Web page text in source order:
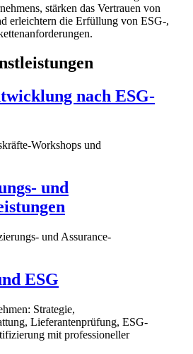
stärken das Vertrauen von
erleichtern die Erfüllung von ESG-,
nach ESG-
Workshops und
und
und Assurance-
ESG
Strategie,
Lieferantenprüfung, ESG-
mit professioneller